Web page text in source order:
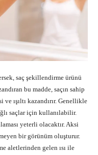
saç şekillendirme ürünü
bu madde, saçın sahip
ışıltı kazandırır. Genellikle
saçlar için kullanılabilir.
yeterli olacaktır. Aksi
bir görünüm oluşturur.
aletlerinden gelen ısı ile